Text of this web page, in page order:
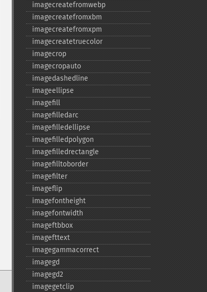
imagecreatefromwebp
imagecreatefromxbm
imagecreatefromxpm
imagecreatetruecolor
imagecrop
imagecropauto
imagedashedline
imageellipse
imagefill
imagefilledarc
imagefilledellipse
imagefilledpolygon
imagefilledrectangle
imagefilltoborder
imagefilter
imageflip
imagefontheight
imagefontwidth
imageftbbox
imagefttext
imagegammacorrect
imagegd
imagegd2
imagegetclip